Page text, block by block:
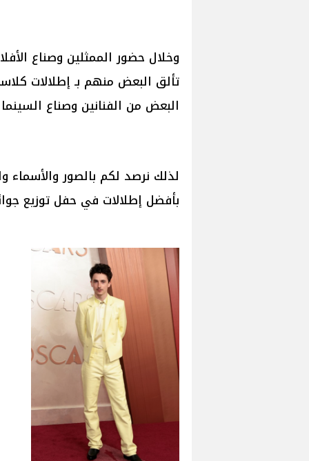
تألق البعض منهم بـ إطلالات
البعض من الفنانين وصناع
لذلك نرصد لكم بالصور والأسماء
بأفضل إطلالات في حفل توزيع جوائز أوسكار 2025 لدورته الـ